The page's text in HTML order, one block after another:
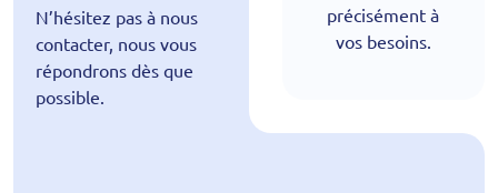
N’hésitez pas à nous
contacter, nous vous
répondrons dès que
possible.
précisément à
vos besoins.